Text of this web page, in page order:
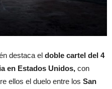
destaca el doble cartel del 4
en Estados Unidos, con
ellos el duelo entre los San